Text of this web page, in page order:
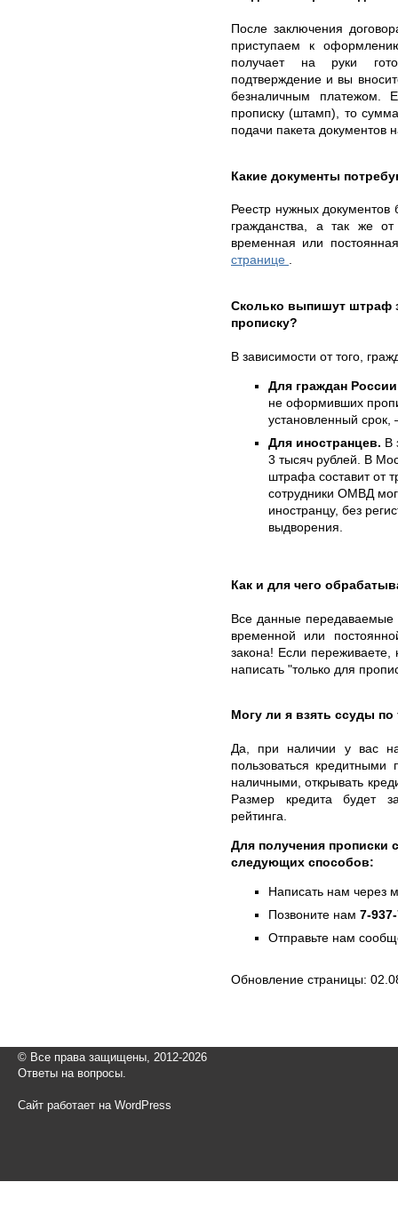
После заключения
приступаем к
получает на руки
подтверждение и вы
безналичным платежом.
прописку (штамп), то
подачи пакета документов
Какие документы
Реестр нужных документов
гражданства, а так же
временная или
странице .
Сколько выпишут штраф
прописку?
В зависимости от того,
Для граждан России
не оформивших
установленный срок,
Для иностранцев. В
3 тысяч рублей. В
штрафа составит от
сотрудники ОМВД
иностранцу, без
выдворения.
Как и для чего
Все данные
временной или
закона! Если
написать "только для
Могу ли я взять ссуды по
Да, при наличии у вас
пользоваться
наличными, открывать
Размер кредита будет
рейтинга.
Для получения прописки
следующих способов:
Написать нам через
Позвоните нам 7-
Отправьте нам
Обновление страницы:
© Все права защищены, 2012-2026
Ответы на вопросы.
Сайт работает на WordPress